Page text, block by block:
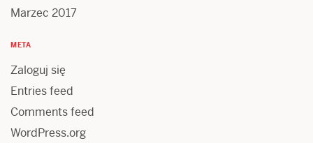
Marzec 2017
META
Zaloguj się
Entries feed
Comments feed
WordPress.org